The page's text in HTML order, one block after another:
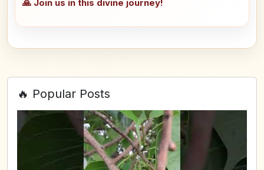
🙏 Join us in this divine journey!
🔥 Popular Posts